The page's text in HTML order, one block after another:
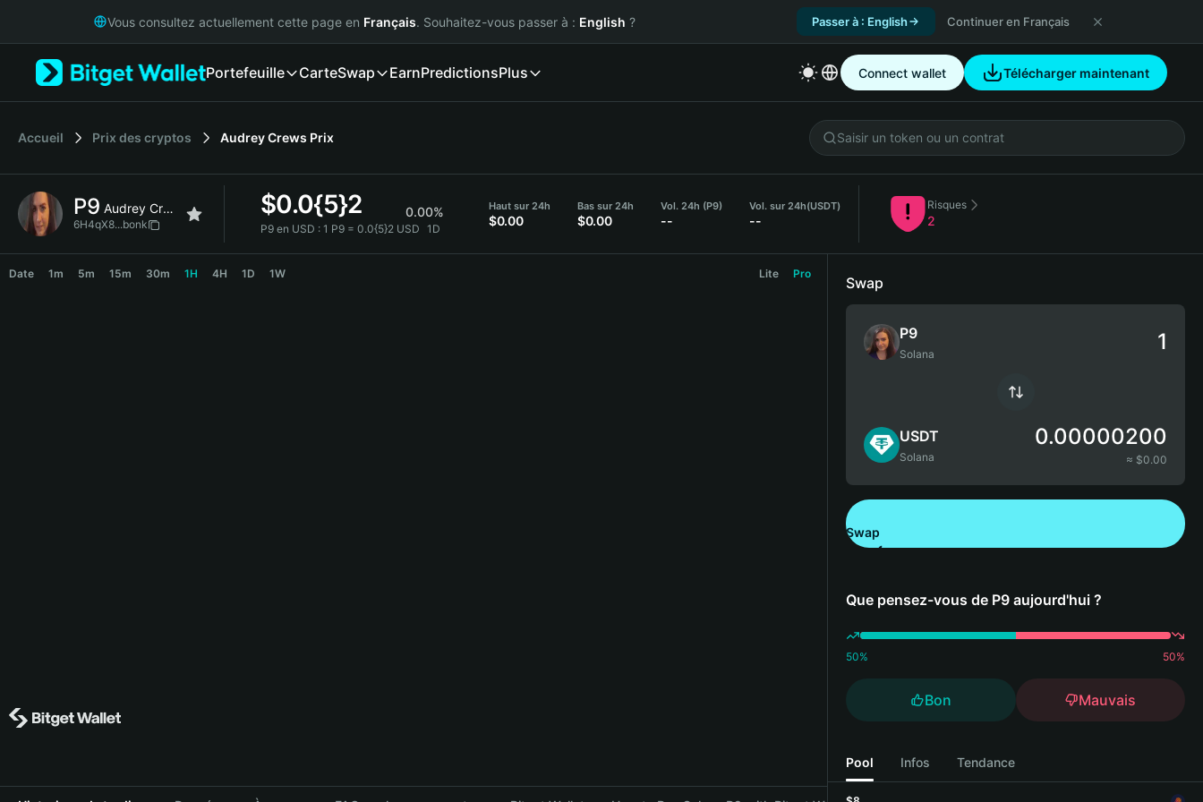
Русский
Italiano
简体中文
繁體中文
Bahasa Indonesia
Vous consultez actuellement cette page en Français. Souhaitez-vous passer à : English ? Passer à : English Continuer en Français
Portefeuille CarteSwap EarnPredictionsPlus Connect wallet Télécharger maintenant
Accueil Prix des cryptos Audrey Crews Prix
P9 Audrey Crews
6H4qX8...bonk
$0.0{5}2 0.00%
P9 en USD : 1 P9 = 0.0{5}2 USD 1D
Haut sur 24h
$0.00
Bas sur 24h
$0.00
Vol. 24h (P9)
--
Vol. sur 24h(USDT)
--
Risques
2
Date 1m 5m 15m 30m 1H 4H 1D 1W Lite Pro
Swap
P9
Solana
USDT
Solana
0.00000200
≈ $0.00
Swap
Que pensez-vous de P9 aujourd'hui ?
50% 50%
Bon Mauvais
Pool Infos Tendance